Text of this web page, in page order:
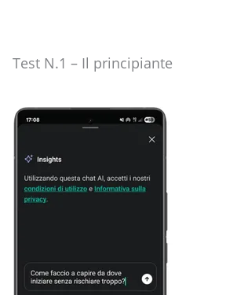
Test N.1 – Il principiante